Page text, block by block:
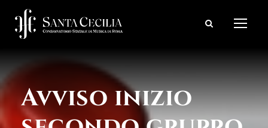
Avviso inizio